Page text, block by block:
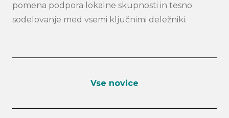
pomena podpora lokalne skupnosti in tesno
sodelovanje med vsemi ključnimi deležniki.
Vse novice